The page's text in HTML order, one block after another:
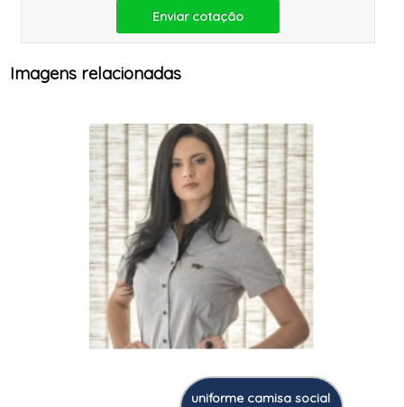
Enviar cotação
Imagens relacionadas
uniforme camisa social